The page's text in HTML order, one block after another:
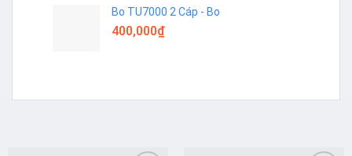
Bo TU7000 2 Cáp - Bo
400,000₫